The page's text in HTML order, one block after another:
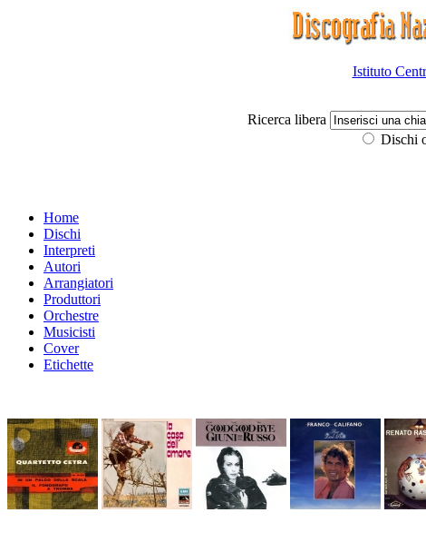
Istituto
Ricerca libera
Dischi
Home
Dischi
Interpreti
Autori
Arrangiatori
Produttori
Orchestre
Musicisti
Cover
Etichette